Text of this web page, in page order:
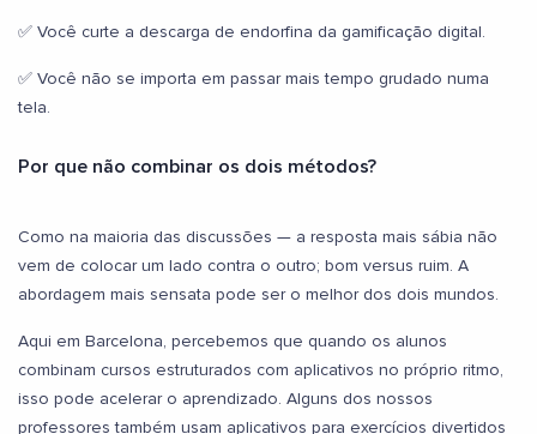
✅ Você curte a descarga de endorfina da gamificação digital.
✅ Você não se importa em passar mais tempo grudado numa
tela.
Por que não combinar os dois métodos?
Como na maioria das discussões — a resposta mais sábia não
vem de colocar um lado contra o outro; bom versus ruim. A
abordagem mais sensata pode ser o melhor dos dois mundos.
Aqui em Barcelona, percebemos que quando os alunos
combinam cursos estruturados com aplicativos no próprio ritmo,
isso pode acelerar o aprendizado. Alguns dos nossos
professores também usam aplicativos para exercícios divertidos